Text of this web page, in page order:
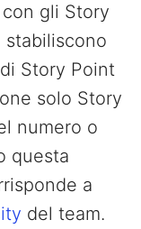
gli Story
stabiliscono
Story Point
solo Story
numero o
questa
a
del team.